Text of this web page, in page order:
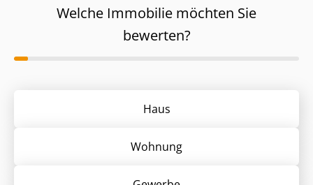
Welche Immobilie möchten Sie
bewerten?
Haus
Wohnung